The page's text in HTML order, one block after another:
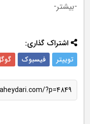
-بیشتر-
اشتراک گذاری:
توییتر فیسبوک
?p=4849